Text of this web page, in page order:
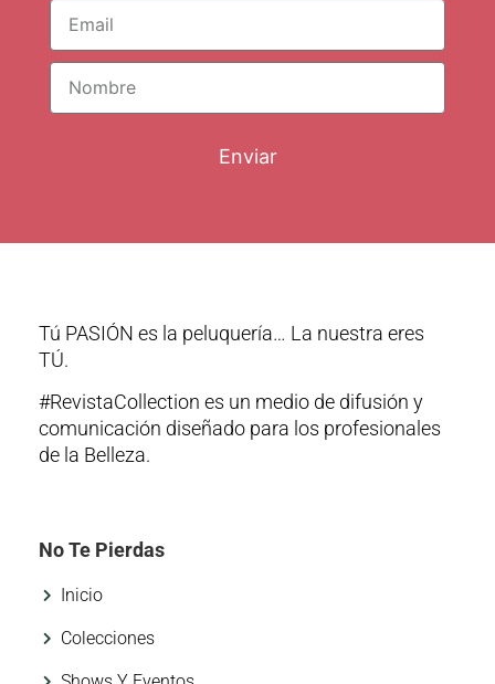
Enviar
Tú PASIÓN es la peluquería… La nuestra eres
TÚ.
#RevistaCollection es un medio de difusión y
comunicación diseñado para los profesionales
de la Belleza.
No Te Pierdas
Inicio
Colecciones